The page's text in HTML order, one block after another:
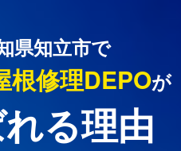
県知立市で
根修理DEPOが
る理由